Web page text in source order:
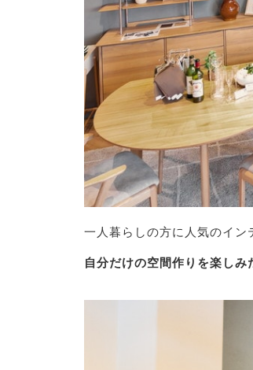
一人暮らしの方に人気のイン
自分だけの空間作りを楽し